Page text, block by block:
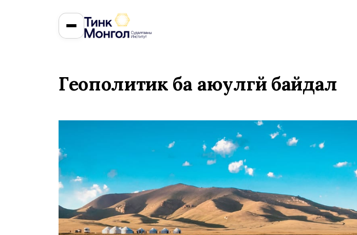
Геополитик ба аюулгүй байдал